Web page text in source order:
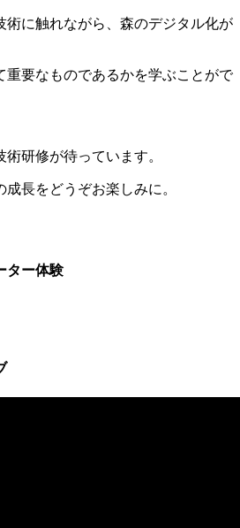
術に触れながら、森のデジタル化が
重要なものであるかを学ぶことがで
研修が待っています。
長をどうぞお楽しみに。
ター体験